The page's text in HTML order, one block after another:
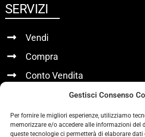
Gestisci Consenso
Per fornire le migliori esperienze, utilizziamo
memorizzare e/o accedere alle informazioni del
queste tecnologie ci permetterà di elaborare
SERVIZI
Vendi
Compra
Conto Vendita
Chi Siamo